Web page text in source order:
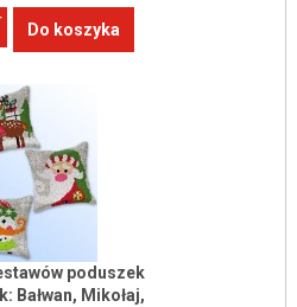
poduszek
Bałwan, Mikołaj,